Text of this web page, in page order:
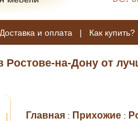
Доставка и оплата | Как купить?
Ростове-на-Дону от
Главная : Прихожие :